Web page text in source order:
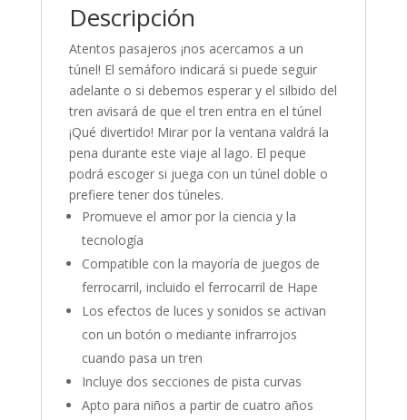
Descripción
Atentos pasajeros ¡nos acercamos a un
túnel! El semáforo indicará si puede seguir
adelante o si debemos esperar y el silbido del
tren avisará de que el tren entra en el túnel
¡Qué divertido! Mirar por la ventana valdrá la
pena durante este viaje al lago. El peque
podrá escoger si juega con un túnel doble o
prefiere tener dos túneles.
Promueve el amor por la ciencia y la
tecnología
Compatible con la mayoría de juegos de
ferrocarril, incluido el ferrocarril de Hape
Los efectos de luces y sonidos se activan
con un botón o mediante infrarrojos
cuando pasa un tren
Incluye dos secciones de pista curvas
Apto para niños a partir de cuatro años